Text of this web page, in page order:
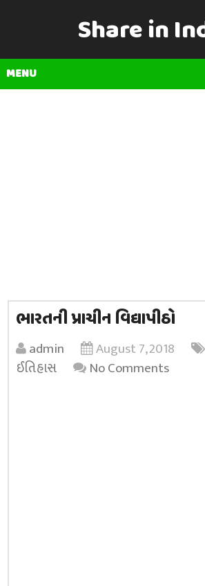
Share in
MENU
ભારતની પ્રાચીન વિદ્યાપીઠો
admin August 7, 2018
ઈતિહાસ
No Comments